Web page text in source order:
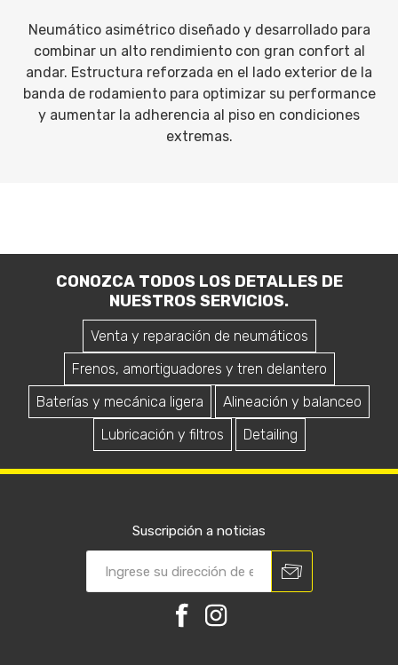
Neumático asimétrico diseñado y desarrollado para
combinar un alto rendimiento con gran confort al
andar. Estructura reforzada en el lado exterior de la
banda de rodamiento para optimizar su performance
y aumentar la adherencia al piso en condiciones
extremas.
CONOZCA TODOS LOS DETALLES DE
NUESTROS SERVICIOS.
Venta y reparación de neumáticos
Frenos, amortiguadores y tren delantero
Baterías y mecánica ligera
Alineación y balanceo
Lubricación y filtros
Detailing
Suscripción a noticias